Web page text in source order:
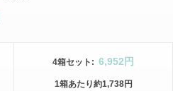
4箱セット : 6,952円
1箱あたり約1,738円